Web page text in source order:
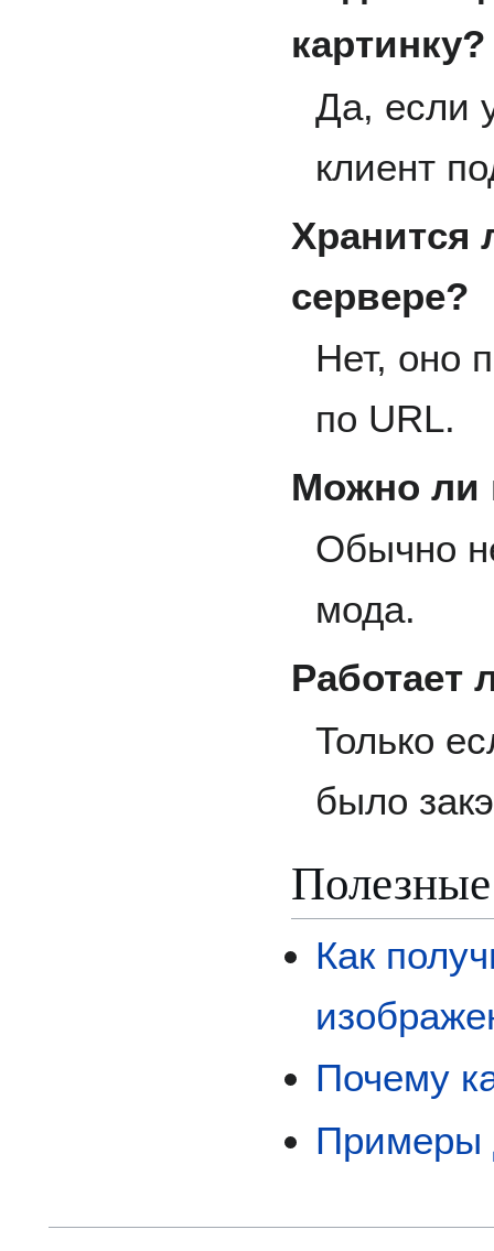
картинку?
Да, если
клиент
Хранится
сервере?
Нет, оно
по URL.
Можно ли
Обычно
мода.
Только
было
Как
Почему
Примеры